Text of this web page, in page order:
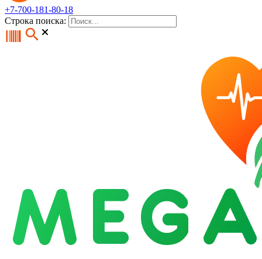
+7-700-181-80-18
Строка поиска: